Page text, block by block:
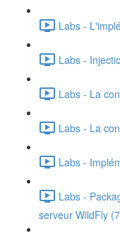
Labs -
Labs -
Labs - La
Labs - La
Labs -
Labs -
serveur WildFly